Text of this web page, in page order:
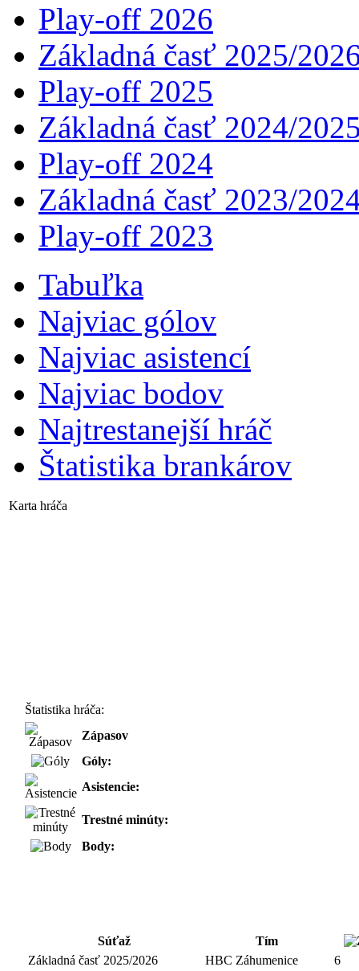
Play-off 2026
Základná časť 2025/
Play-off 2025
Základná časť 2024/
Play-off 2024
Základná časť 2023/
Play-off 2023
Tabuľka
Najviac gólov
Najviac asistencí­
Najviac bodov
Najtrestanejší hráč
Štatistika brankárov
Karta hráča
Štatistika hráča:
Zápasov
Góly:
Asistencie:
Trestné minúty:
Body:
Súťaž
Tím
Základná časť 2025/2026
HBC Záhumenice
6